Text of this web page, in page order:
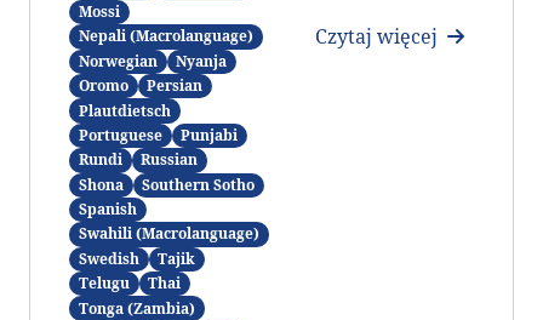
Mossi
Nepali (Macrolanguage)
Norwegian
Nyanja
Oromo
Persian
Plautdietsch
Portuguese
Punjabi
Rundi
Russian
Shona
Southern Sotho
Spanish
Swahili (Macrolanguage)
Swedish
Tajik
Telugu
Thai
Tonga (Zambia)
Czytaj więcej